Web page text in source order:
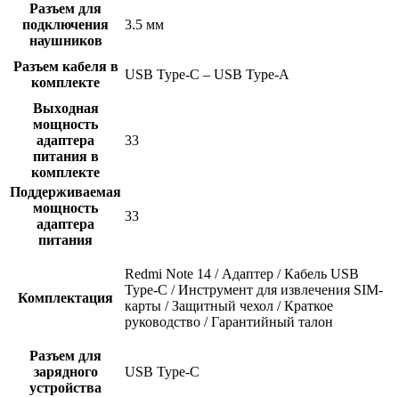
Разъем для
подключения
наушников
3.5 мм
Разъем кабеля в
комплекте
USB Type-C – USB Type-A
Выxодная
мощность
адаптера
питания в
комплекте
33
Поддерживаемая
мощность
адаптера
питания
33
Комплектация
Redmi Note 14 / Адаптер / Кабель USB
Type-C / Инструмент для извлечения SIM-
карты / Защитный чехол / Краткое
руководство / Гарантийный талон
Разъем для
зарядного
устройства
USB Type-C